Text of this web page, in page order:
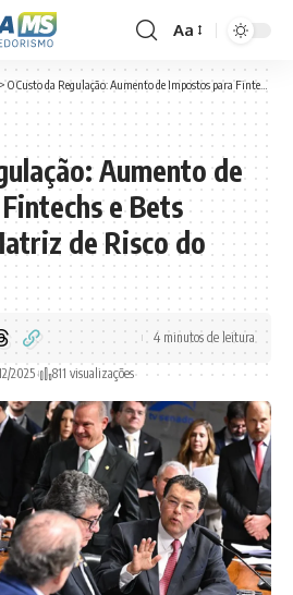
Font
Resizer
Aa
>O Custo da Regulação: Aumento de Impostos para Fintechs e Bets Redesenha a Matriz de Risco do Mercado
Aumento de
e Bets
de Risco do
2025 811 visualizações
4 minutos de leitura